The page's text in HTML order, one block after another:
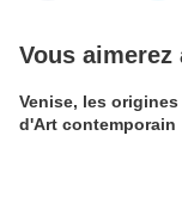
Vous aimerez
Venise, les
d'Art contemporain